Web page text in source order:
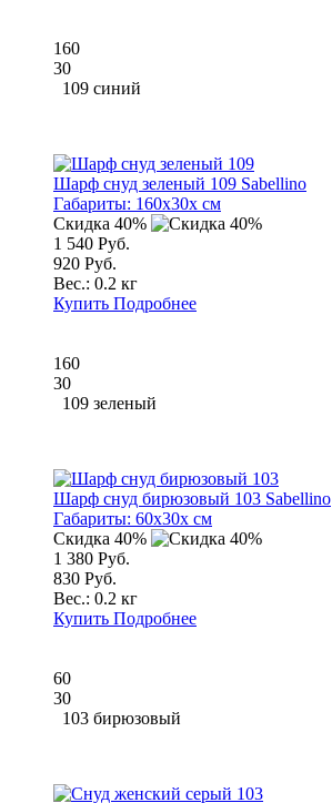
160
30
109 синий
Шарф снуд зеленый 109 Sabellino
Габариты: 160x30x см
Скидка 40%
1 540 Руб.
920 Руб.
Вес.: 0.2 кг
Купить Подробнее
160
30
109 зеленый
Шарф снуд бирюзовый 103 Sabellino
Габариты: 60x30x см
Скидка 40%
1 380 Руб.
830 Руб.
Вес.: 0.2 кг
Купить Подробнее
60
30
103 бирюзовый